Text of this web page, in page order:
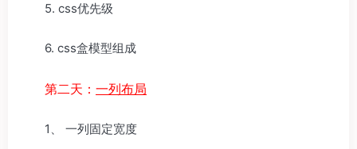
5. css优先级
6. css盒模型组成
第二天： 一列布局
1、 一列固定宽度